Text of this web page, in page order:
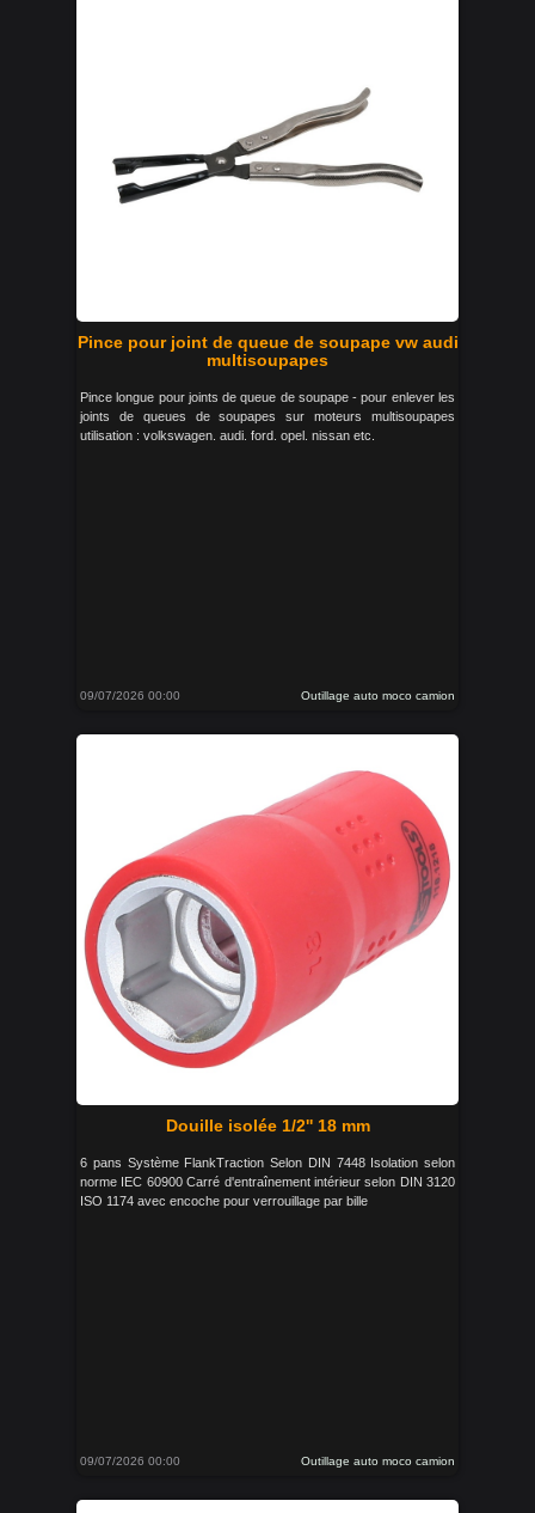
Pince pour joint de queue de soupape vw audi
multisoupapes
Pince longue pour joints de queue de soupape - pour enlever les
joints de queues de soupapes sur moteurs multisoupapes
utilisation : volkswagen. audi. ford. opel. nissan etc.
09/07/2026 00:00 Outillage auto moco camion
Douille isolée 1/2'' 18 mm
6 pans Système FlankTraction Selon DIN 7448 Isolation selon
norme IEC 60900 Carré d'entraînement intérieur selon DIN 3120
ISO 1174 avec encoche pour verrouillage par bille
09/07/2026 00:00 Outillage auto moco camion